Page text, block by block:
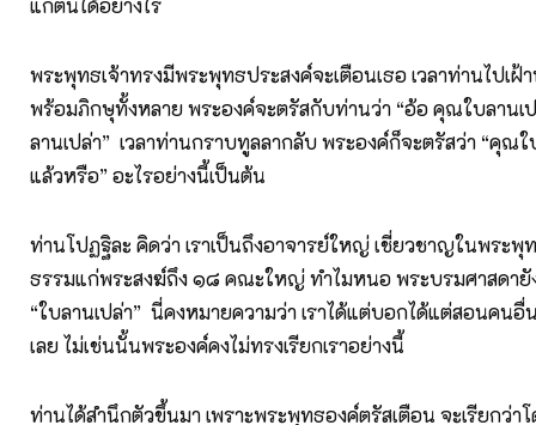
แก่ตนได้อย่างไร
พระพุทธเจ้าทรงมีพระพุทธประสงค์จะเตือนเธอ เวลาท่านไปเฝ้
พร้อมภิกษุทั้งหลาย พระองค์จะตรัสกับท่านว่า “อ้อ คุณใบลานเ
ลานเปล่า” เวลาท่านกราบทูลลากลับ พระองค์ก็จะตรัสว่า “คุณใ
แล้วหรือ” อะไรอย่างนี้เป็นต้น
ท่านโปฏฐิละ คิดว่า เราเป็นถึงอาจารย์ใหญ่ เชี่ยวชาญในพระ
ธรรมแก่พระสงฆ์ถึง ๑๘ คณะใหญ่ ทำไมหนอ พระบรมศาสดายัง
“ใบลานเปล่า” นี่คงหมายความว่า เราได้แต่บอกได้แต่สอนคนอื่
เลย ไม่เช่นนั้นพระองค์คงไม่ทรงเรียกเราอย่างนี้
ท่านได้สำนึกตัวขึ้นมา เพราะพระพุทธองค์ตรัสเตือน จะเรียกว่า